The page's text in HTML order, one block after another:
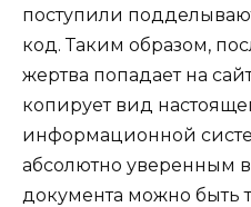
поступили
код. Таким образом,
жертва попадает на
копирует вид
информационной
абсолютно уверенным
документа можно быть